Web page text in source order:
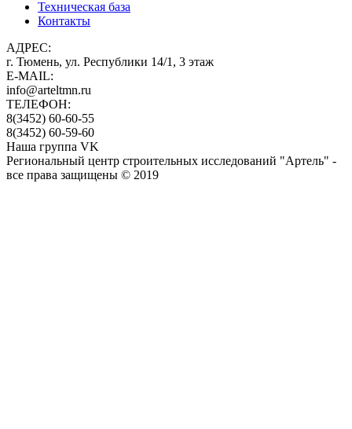
Техническая база
Контакты
АДРЕС:
г. Тюмень, ул. Республики 14/1, 3 этаж
E-MAIL:
info@arteltmn.ru
ТЕЛЕФОН:
8(3452) 60-60-55
8(3452) 60-59-60
Наша группа VK
Региональный центр строительных исследований "Артель" -
все права защищены © 2019